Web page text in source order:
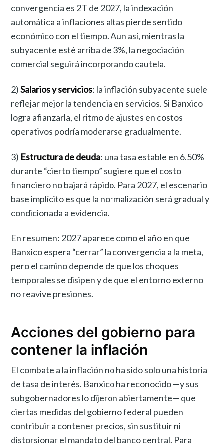
convergencia es 2T de 2027, la indexación
automática a inflaciones altas pierde sentido
económico con el tiempo. Aun así, mientras la
subyacente esté arriba de 3%, la negociación
comercial seguirá incorporando cautela.
2)Salarios y servicios: la inflación subyacente suele
reflejar mejor la tendencia en servicios. Si Banxico
logra afianzarla, el ritmo de ajustes en costos
operativos podría moderarse gradualmente.
3) Estructura de deuda: una tasa estable en 6.50%
durante “cierto tiempo” sugiere que el costo
financiero no bajará rápido. Para 2027, el escenario
base implícito es que la normalización será gradual y
condicionada a evidencia.
En resumen: 2027 aparece como el año en que
Banxico espera “cerrar” la convergencia a la meta,
pero el camino depende de que los choques
temporales se disipen y de que el entorno externo
no reavive presiones.
Acciones del gobierno para
contener la inflación
El combate a la inflación no ha sido solo una historia
de tasa de interés. Banxico ha reconocido —y sus
subgobernadores lo dijeron abiertamente— que
ciertas medidas del gobierno federal pueden
contribuir a contener precios, sin sustituir ni
distorsionar el mandato del banco central. Para